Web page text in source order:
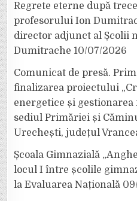
Regrete eterne după
profesorului Ion
director adjunct al Școlii
Dumitrache 10/07/2026
Comunicat de presă.
finalizarea proiectului
energetice și
sediul Primăriei și
Urechești, județul
Școala Gimnazială
locul I între școlile
la Evaluarea Națională